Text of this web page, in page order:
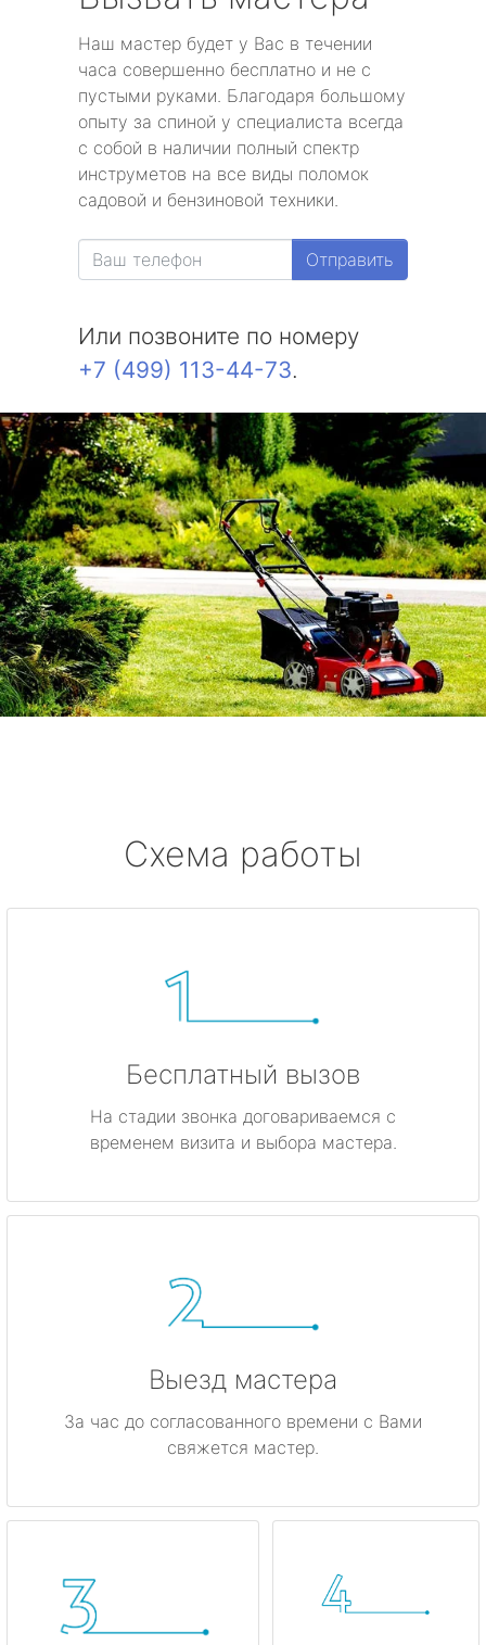
Наш мастер будет у Вас в течении
часа совершенно бесплатно и не с
пустыми руками. Благодаря большому
опыту за спиной у специалиста всегда
с собой в наличии полный спектр
инструметов на все виды поломок
садовой и бензиновой техники.
Отправить
Или позвоните по номеру
+7 (499) 113-44-73.
Схема работы
Бесплатный вызов
На стадии звонка договариваемся с
временем визита и выбора мастера.
Выезд мастера
За час до согласованного времени с Вами
свяжется мастер.